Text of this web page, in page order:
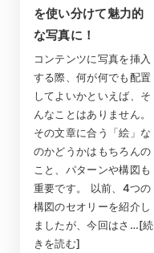
を使い分けて魅力的
な写真に！
コンテンツに写真を挿入
する際、何が何でも配置
してよいかといえば、そ
んなことはありません。
その文章に合う「絵」な
のかどうかはもちろんの
こと、パターンや構図も
重要です。 以前、4つの
構図のセオリーを紹介し
ましたが、今回はさ…[続
きを読む]